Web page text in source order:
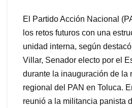
El Partido Acción Nacional
los retos futuros con una
unidad interna, según
Villar, Senador electo por el
durante la inauguración de la
regional del PAN en Toluca.
reunió a la militancia panista